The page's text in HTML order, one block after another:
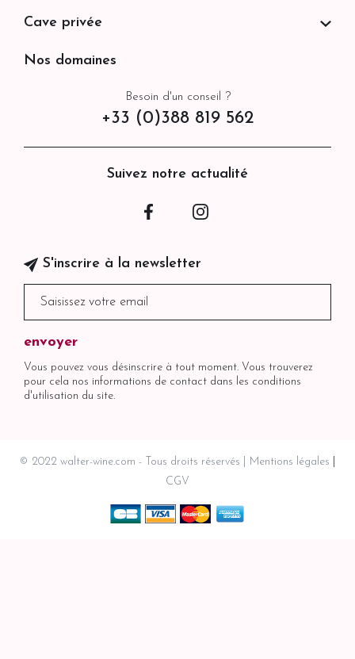
Besoin d'un conseil ?
+33 (0)388 819 562
Suivez notre actualité
Facebook
S'inscrire à la newsletter
Vous pouvez vous désinscrire à tout moment. Vous trouverez
pour cela nos informations de contact dans les conditions
d'utilisation du site.
Cave privée
Nos domaines
© 2022 walter-wine.com - Tous droits réservés
Mentions légales
CGV